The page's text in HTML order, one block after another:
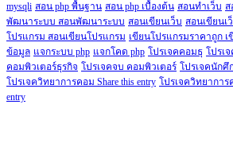
mysqli สอน php พื้นฐาน สอน php เบื้องต้น สอนทำเว็บ ส
พัฒนาระบบ สอนพัฒนาระบบ สอนเขียนเว็บ สอนเขียนเ
โปรแกรม สอนเขียนโปรแกรม เขียนโปรแกรมราคาถูก
ข้อมูล แจกระบบ php แจกโคด php โปรเจคคอมธุ โปรเ
คอมพิวเตอร์ธุรกิจ โปรเจคจบ คอมพิวเตอร์ โปรเจคนักศึ
โปรเจควิทยาการคอม Share this entry โปรเจควิทยาการค
entry